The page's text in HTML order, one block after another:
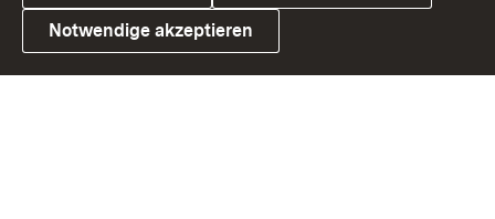
Link zum Landesportal
Notwendige akzeptieren